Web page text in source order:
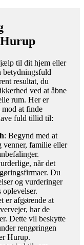
til dit hjem eller
resultat, du
ved at åbne
rum. Her er
at finde
fuld tillid til:
: Begynd med at
venner, familie eller
når det
Du
og vurderinger
er afgørende at
har de
Dette vil beskytte
rengøringen
Hurup.